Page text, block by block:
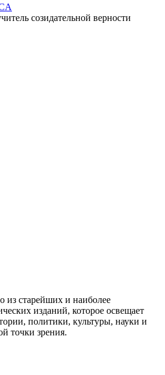
созидательной верности
из старейших и наиболее
изданий, которое освещает
политики, культуры, науки и
точки зрения.